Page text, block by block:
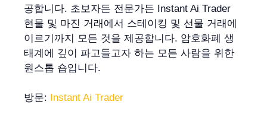
공합니다. 초보자든 전문가든 Instant Ai Trader
현물 및 마진 거래에서 스테이킹 및 선물 거래에
이르기까지 모든 것을 제공합니다. 암호화폐 생
태계에 깊이 파고들고자 하는 모든 사람을 위한
원스톱 숍입니다.
방문: Instant Ai Trader